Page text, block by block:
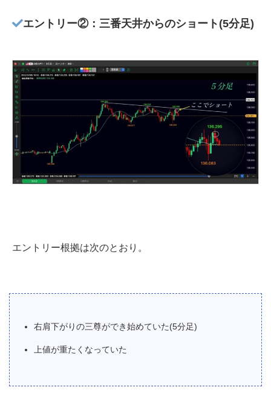
エントリー②：三番天井からのショート(5分足)
エントリー根拠は次のとおり。
右肩下がりの三尊ができ始めていた(5分足)
上値が重たくなっていた